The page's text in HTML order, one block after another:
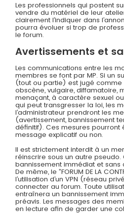
Les professionnels qui postent
vendre du matériel de leur
clairement l’indiquer dans
pourra évoluer si trop de
le forum.
Avertissements et
Les communications entre les
membres se font par MP. Si un
(tout ou partie) est jugé comme
obscène, vulgaire, diffamatoire,
menaçant, à caractère sexuel
qui peut transgresser la loi, les
l’administrateur prendront les
(avertissement, bannissement
définitif). Ces mesures pourront
message explicatif ou non.
Il est strictement interdit à un
réinscrire sous un autre
bannissement immédiat et sans
De même, le ”FORUM DE LA
l’utilisation d’un VPN (réseau
connecter au forum. Toute
entraînera un bannissement
préavis. Les messages des
en lecture afin de garder une